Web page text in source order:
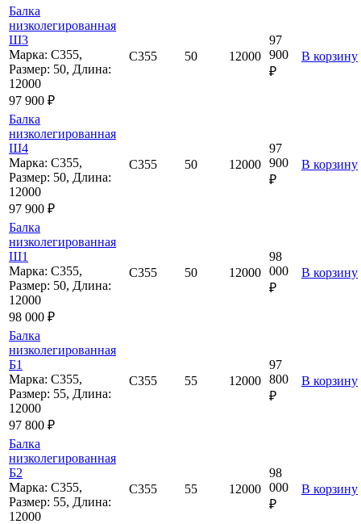
Балка
низколегированная
Ш3
Марка: С355,
Размер: 50, Длина:
12000
97 900 ₽
С355 50 12000
97
900
₽
В корзину
Балка
низколегированная
Ш4
Марка: С355,
Размер: 50, Длина:
12000
97 900 ₽
С355 50 12000
97
900
₽
В корзину
Балка
низколегированная
Ш1
Марка: С355,
Размер: 50, Длина:
12000
98 000 ₽
С355 50 12000
98
000
₽
В корзину
Балка
низколегированная
Б1
Марка: С355,
Размер: 55, Длина:
12000
97 800 ₽
С355 55 12000
97
800
₽
В корзину
Балка
низколегированная
Б2
Марка: С355,
Размер: 55, Длина:
12000
С355 55 12000
98
000
₽
В корзину